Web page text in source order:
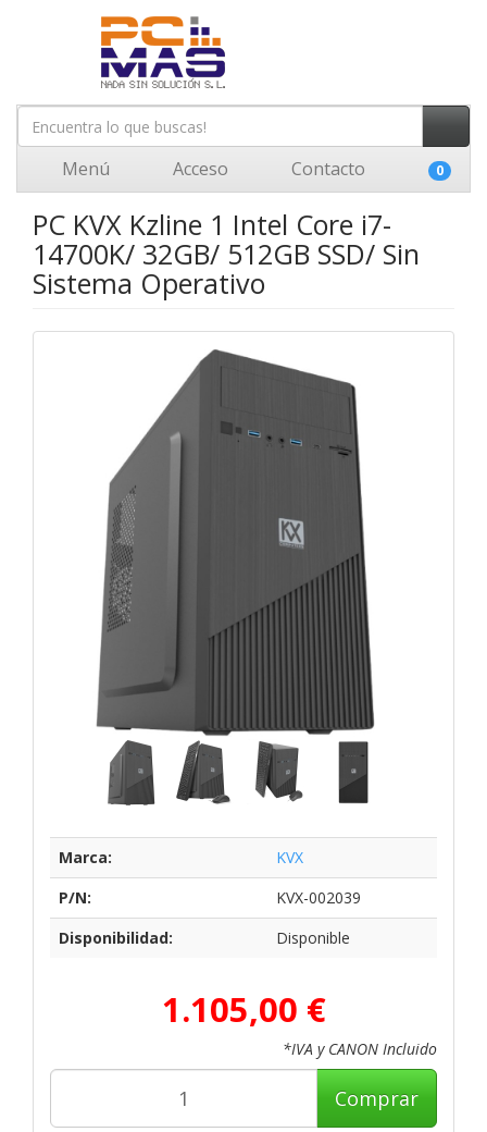
Menú Acceso Contacto 0
PC KVX Kzline 1 Intel Core i7-
14700K/ 32GB/ 512GB SSD/ Sin
Sistema Operativo
Marca:
KVX
P/N:
KVX-002039
Disponibilidad:
Disponible
1.105,00 €
*IVA y CANON Incluido
Comprar